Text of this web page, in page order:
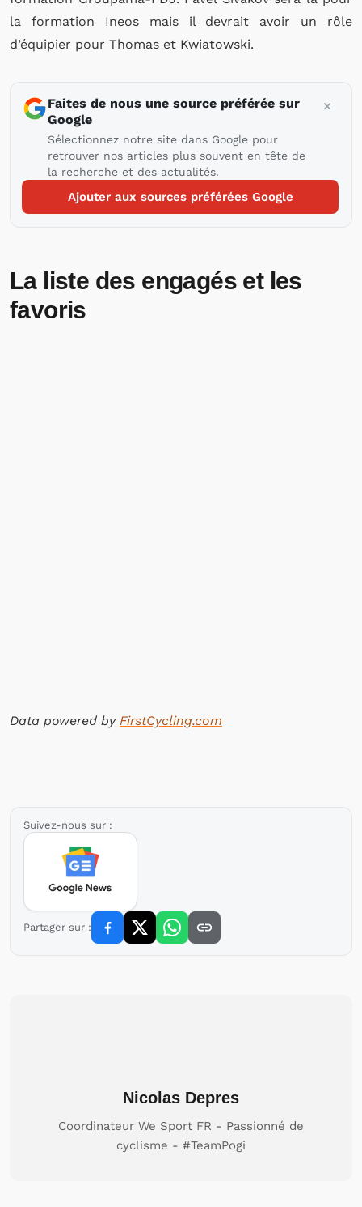
la formation Ineos mais il devrait avoir un rôle
d’équipier pour Thomas et Kwiatowski.
Faites de nous une source préférée sur
Google
Sélectionnez notre site dans Google pour
retrouver nos articles plus souvent en tête de
la recherche et des actualités.
Ajouter aux sources préférées Google
La liste des engagés et les
favoris
Data powered by FirstCycling.com
Suivez-nous sur :
Partager sur :
Nicolas Depres
Coordinateur We Sport FR - Passionné de
cyclisme - #TeamPogi